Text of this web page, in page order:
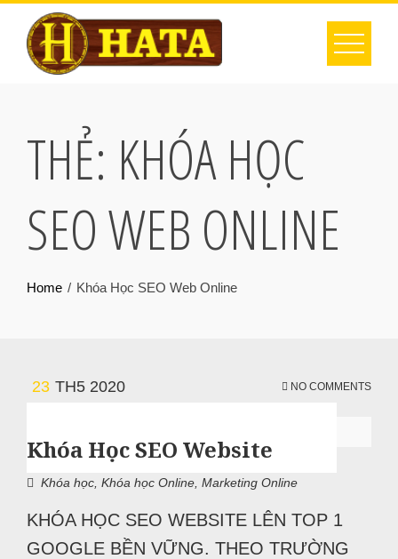
THẺ: KHÓA HỌC
SEO WEB ONLINE
Home Khóa Học SEO Web Online
23 TH5 2020 NO COMMENTS
Khóa Học SEO Website
Khóa học Khóa học Online Marketing Online
KHÓA HỌC SEO WEBSITE LÊN TOP 1
GOOGLE BỀN VỮNG. THEO TRƯỜNG